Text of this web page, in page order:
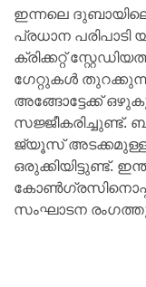
ഇന്നലെ
പ്രധാന
ക്രിക്കറ്റ്‌
ഗേറ്റുകൾ
അങ്ങോട്ടേക്ക്
സജ്ജീകരിച്ചുണ്ട്.
ജ്യൂസ്‌
ഒരുക്കിയിട്ടുണ്ട്.
സംഘാടന